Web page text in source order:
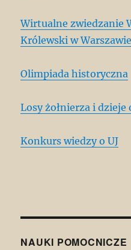
Wirtualne zwiedzanie
Królewski w Warszawie
Olimpiada historyczna
Losy żołnierza i dzieje
Konkurs wiedzy o UJ
NAUKI POMOCNICZE